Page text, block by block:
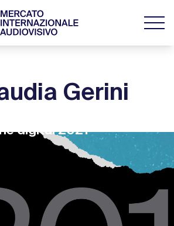
Gerini
digital 2021